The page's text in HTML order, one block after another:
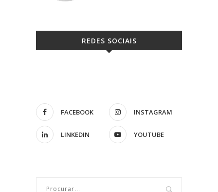
REDES SOCIAIS
FACEBOOK INSTAGRAM
LINKEDIN YOUTUBE